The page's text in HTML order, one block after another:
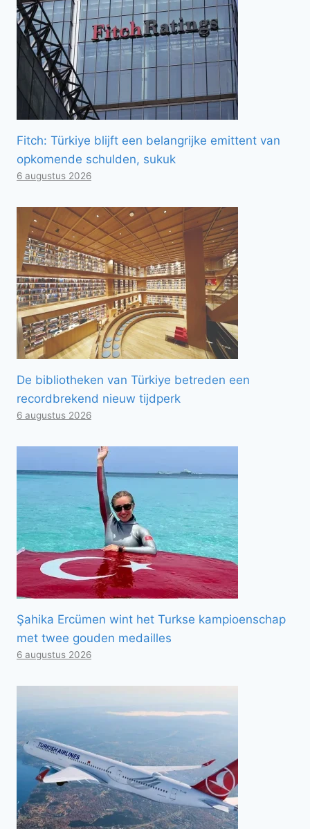
Fitch: Türkiye blijft een belangrijke emittent van
opkomende schulden, sukuk
6 augustus 2026
De bibliotheken van Türkiye betreden een
recordbrekend nieuw tijdperk
6 augustus 2026
Şahika Ercümen wint het Turkse kampioenschap
met twee gouden medailles
6 augustus 2026